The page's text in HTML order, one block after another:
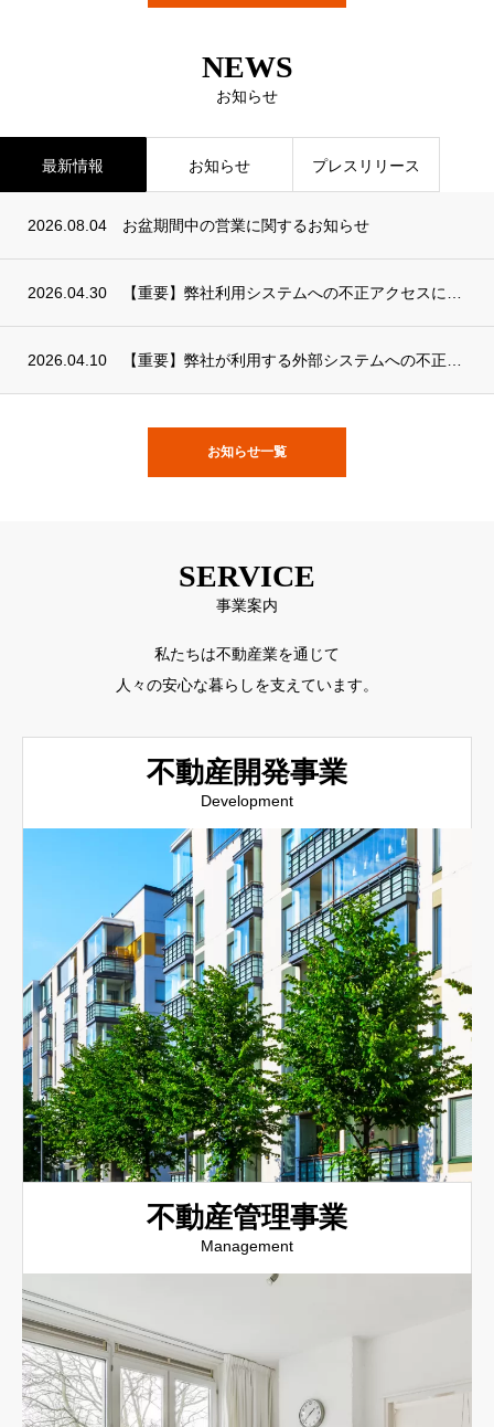
NEWS
お知らせ
最新情報 お知らせ プレスリリース
2026.08.04 お盆期間中の営業に関するお知らせ
2026.04.30
2026.04.10
お知らせ一覧
SERVICE
事業案内
私たちは不動産業を通じて
人々の安心な暮らしを支えています。
不動産開発事業
Development
不動産管理事業
Management